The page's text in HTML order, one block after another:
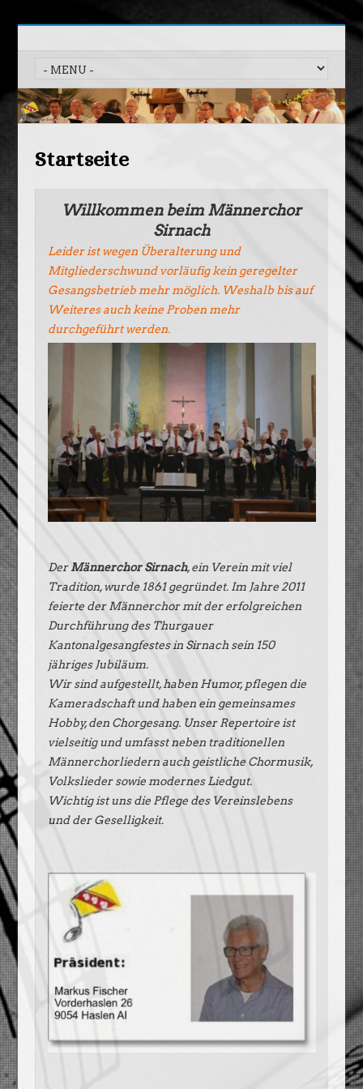
Startseite
Willkommen beim Männerchor
Sirnach
Leider ist wegen Überalterung und
Mitgliederschwund vorläufig kein geregelter
Gesangsbetrieb mehr möglich. Weshalb bis auf
Weiteres auch keine Proben mehr
durchgeführt werden.
DerMännerchor Sirnach, ein Verein mit viel
Tradition, wurde 1861 gegründet. Im Jahre 2011
feierte der Männerchor mit der erfolgreichen
Durchführung des Thurgauer
Kantonalgesangfestes in Sirnach sein 150
jähriges Jubiläum.
Wir sind aufgestellt, haben Humor, pflegen die
Kameradschaft und haben ein gemeinsames
Hobby, den Chorgesang. Unser Repertoire ist
vielseitig und umfasst neben traditionellen
Männerchorliedern auch geistliche Chormusik,
Volkslieder sowie modernes Liedgut.
Wichtig ist uns die Pflege des Vereinslebens
und der Geselligkeit.